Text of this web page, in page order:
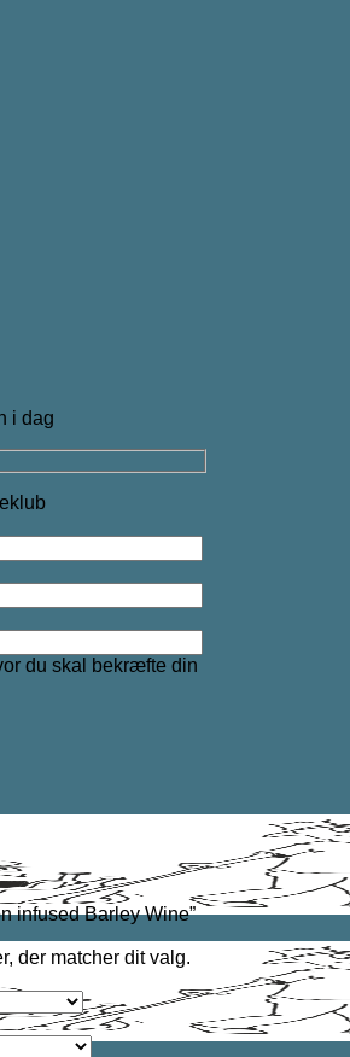
i dag
du skal bekræfte din
infused Barley Wine”
der matcher dit valg.